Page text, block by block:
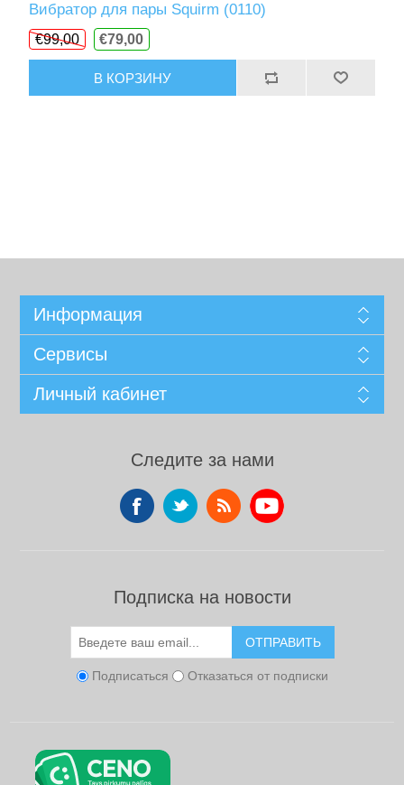
Вибратор для пары Squirm (0110)
€99,00 €79,00
В КОРЗИНУ
Информация
Сервисы
Личный кабинет
Следите за нами
Подписка на новости
ОТПРАВИТЬ
Подписаться Отказаться от подписки